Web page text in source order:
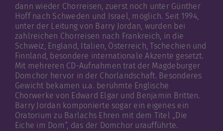
dann wieder Chorreisen, zuerst noch unter Günther
Hoff nach Schweden und Israel, möglich. Seit 1994,
unter der Leitung von Barry Jordan, wurden bei
zahlreichen Chorreisen nach Frankreich, in die
Schweiz, England, Italien, Österreich, Tschechien und
Finnland, besondere internationale Akzente gesetzt.
Mit mehreren CD-Aufnahmen trat der Magdeburger
Domchor hervor in der Chorlandschaft. Besonderes
Gewicht bekamen u.a. berühmte Englische
Chorwerke von Edward Elgar und Benjamin Britten.
Barry Jordan komponierte sogar ein eigenes ein
Oratorium zu Barlachs Ehren mit dem Titel „Die
Eiche im Dom“, das der Domchor uraufführte.